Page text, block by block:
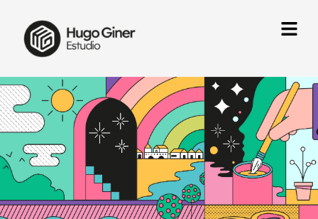
contenido